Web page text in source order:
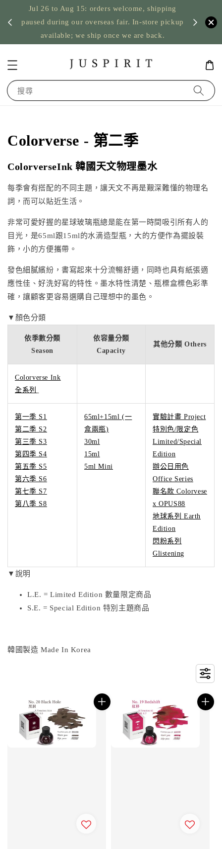
Jul 26 to Aug 15: orders welcome, shipping
paused during our overseas fair. In-store pickup
available; we ship once we are back.
US
搜尋
Colorverse - 第二季
ColorverseInk 韓國天文物理墨水
每季會有搭配的不同主題，讓天文不再是艱深難懂的物理名
詞，而可以貼近生活。
非常可愛好握的星球玻璃瓶總是能在第一時間吸引所有人的
目光，是65ml跟15ml的水滴造型瓶，大的方便作為擺設裝
飾，小的方便攜帶。
發色細膩繽紛，書寫起來十分流暢舒適，同時也具有紙張適
應性佳、好洗好寫的特性。墨水特性清楚、瓶標盒標色彩準
確，讓顧客更容易選購自己理想中的墨色。
依季數分類
Season
依容量分類
Capacity
其他分類 Others
Colorverse Ink
全系列
第一季 S1
第二季 S2
第三季 S3
第四季 S4
第五季 S5
第六季 S6
第七季 S7
第八季 S8
65ml+15ml (一
盒兩瓶)
30ml
15ml
5ml Mini
實驗計畫 Project
特別色/限定色
Limited/Special
Edition
辦公日用色
Office Series
聯名款 Colorvese
x OPUS88
地球系列 Earth
Edition
閃粉系列
Glistening
▼顏色分類
L.E. = Limited Edition 數量限定商品
S.E. = Special Edition 特別主題商品
▼說明
韓國製造 Made In Korea